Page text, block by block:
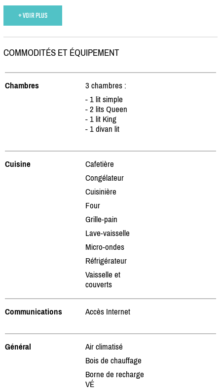
+ VOIR PLUS
COMMODITÉS ET ÉQUIPEMENT
Chambres
3 chambres :
- 1 lit simple
- 2 lits Queen
- 1 lit King
- 1 divan lit
Cuisine
Cafetière
Congélateur
Cuisinière
Four
Grille-pain
Lave-vaisselle
Micro-ondes
Réfrigérateur
Vaisselle et
couverts
Communications Accès Internet
Général
Air climatisé
Bois de chauffage
Borne de recharge
VÉ